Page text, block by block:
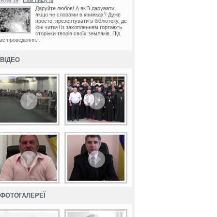
Даруйте любов! А як її дарувати,
якщо не словами в книжках? Дуже
просто: презентувати в бібліотеку, де
юні читачі із захопленням гортають
сторінки творів своїх земляків. Під
проведення...
ВІДЕО
ФОТОГАЛЕРЕЇ